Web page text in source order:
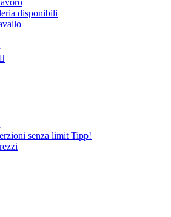
disponibili

senza limit Tipp!